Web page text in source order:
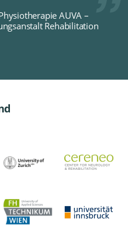
AUVA –
Rehabilitation